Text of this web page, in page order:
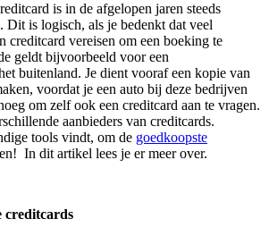
is in de afgelopen jaren steeds
Dit is logisch, als je bedenkt dat veel
creditcard vereisen om een boeking te
geldt bijvoorbeeld voor een
buitenland. Je dient vooraf een kopie van
voordat je een auto bij deze bedrijven
om zelf ook een creditcard aan te vragen.
aanbieders van creditcards.
tools vindt, om de goedkoopste
In dit artikel lees je er meer over.
creditcards